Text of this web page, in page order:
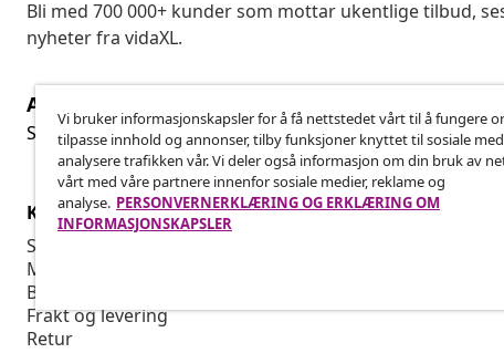
Bli med 700 000+ kunder som mottar ukentlige tilbud,
nyheter fra vidaXL.
Angre på kontrakten
Send inn en angrerett for bestillingen din.
Kundeservice
Spor bestillingen din
Min konto
Betaling
Frakt og levering
Retur
Bedrift
Vi bruker informasjonskapsler for å få nettstedet vårt til å fungere
tilpasse innhold og annonser, tilby funksjoner knyttet til sosiale
analysere trafikken vår. Vi deler også informasjon om din bruk av
vårt med våre partnere innenfor sosiale medier, reklame og
analyse. PERSONVERNERKLÆRING OG ERKLÆRING OM
INFORMASJONSKAPSLER